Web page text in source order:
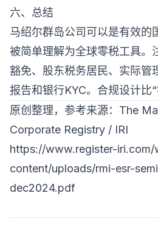
六、总结
马绍尔群岛公司可以是有效的
被简单理解为全球零税工具。
豁免、股东税务居民、实际管
报告和银行KYC。合规设计比“
原创整理，参考来源：The
Corporate Registry / IRI
https://www.register-iri.com/
content/uploads/rmi-esr-
dec2024.pdf